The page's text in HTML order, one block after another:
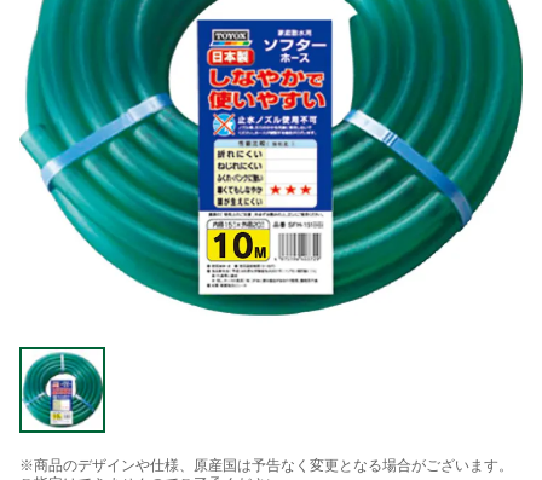
※商品のデザインや仕様、原産国は予告なく変更となる場合がございます。